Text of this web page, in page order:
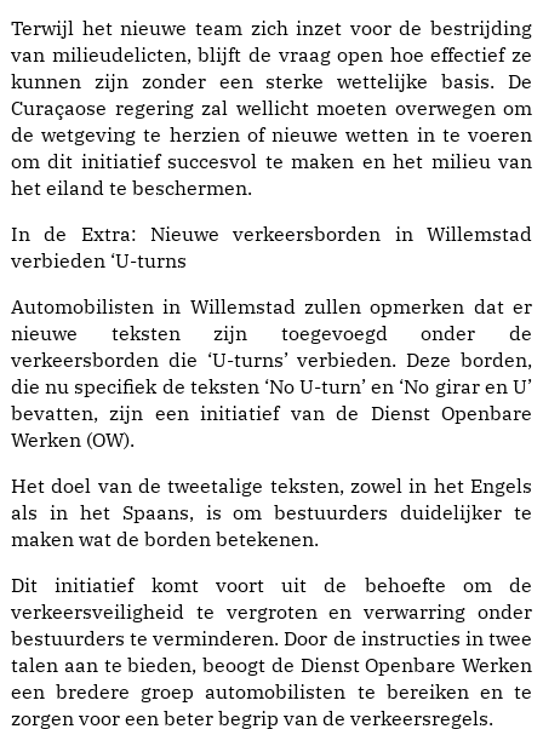
Terwijl het nieuwe team zich inzet voor de bestrijding
van milieudelicten, blijft de vraag open hoe effectief ze
kunnen zijn zonder een sterke wettelijke basis. De
Curaçaose regering zal wellicht moeten overwegen om
de wetgeving te herzien of nieuwe wetten in te voeren
om dit initiatief succesvol te maken en het milieu van
het eiland te beschermen.
In de Extra: Nieuwe verkeersborden in Willemstad
verbieden ‘U-turns
Automobilisten in Willemstad zullen opmerken dat er
nieuwe teksten zijn toegevoegd onder de
verkeersborden die ‘U-turns’ verbieden. Deze borden,
die nu specifiek de teksten ‘No U-turn’ en ‘No girar en U’
bevatten, zijn een initiatief van de Dienst Openbare
Werken (OW).
Het doel van de tweetalige teksten, zowel in het Engels
als in het Spaans, is om bestuurders duidelijker te
maken wat de borden betekenen.
Dit initiatief komt voort uit de behoefte om de
verkeersveiligheid te vergroten en verwarring onder
bestuurders te verminderen. Door de instructies in twee
talen aan te bieden, beoogt de Dienst Openbare Werken
een bredere groep automobilisten te bereiken en te
zorgen voor een beter begrip van de verkeersregels.